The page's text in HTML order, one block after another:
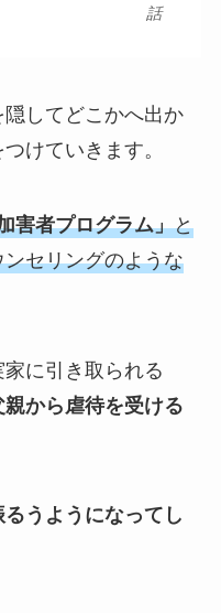
話
してどこかへ出か
けていきます。
害者プログラム」と
セリングのような
に引き取られる
親から虐待を受ける
うようになってし